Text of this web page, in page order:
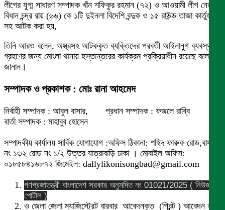
লীগের যুগ্ম সাধারণ সম্পাদক খাঁন শফিকুর রহমান (৭২) ও আওয়ামী লীগ নেতা
বিধান চন্দ্র রায় (৬৬) কে ১টি দুইনলা বিদেশি বন্দুক ও ১৫ রাউন্ড তাজা কার্তুজ
সহ আটক করা হয়,
তিনি আরও বলেন, অস্ত্রসহ আটককৃত ব্যক্তিদের পরবর্তী আইনানুগ ব্যবস্থা
গ্রহণের জন্য মোংলা থানায় হস্তান্তরের কার্যক্রম প্রক্রিয়াধীন রয়েছে বলে
জানান।
সম্পাদক ও প্রকাশক : মোঃ রানা আহমেদ
নির্বাহী সম্পাদক : আবুল বাসার, প্রধান সম্পাদক : ফজলে রাব্বি
বার্তা সম্পাদক : মাহাবুব হোসেন
সম্পাদকীয় কার্যালয় সার্বিক যোগাযোগ :অফিস ঠিকানা: শহিদ ফারুক রোড,বাসা
নং ১৩২ রোড নং ১/২ উত্তর যাত্রাবাড়ি ঢাকা । মোবাইল অফিস:
০১৮৫৮৪১৬৮৭২ জিমেইল: dallylikonisongbad@gmail.com
গণপ্রজাতন্ত্রী বাংলাদেশ সরকার অনুমদিত নং 01021/2025 ( নিউজ
পোর্টাল )
ও জেলা জেলা ম্যাজিস্ট্রেট বারবার আবেদনকৃত (প্রিন্ট ) আবেদন নং